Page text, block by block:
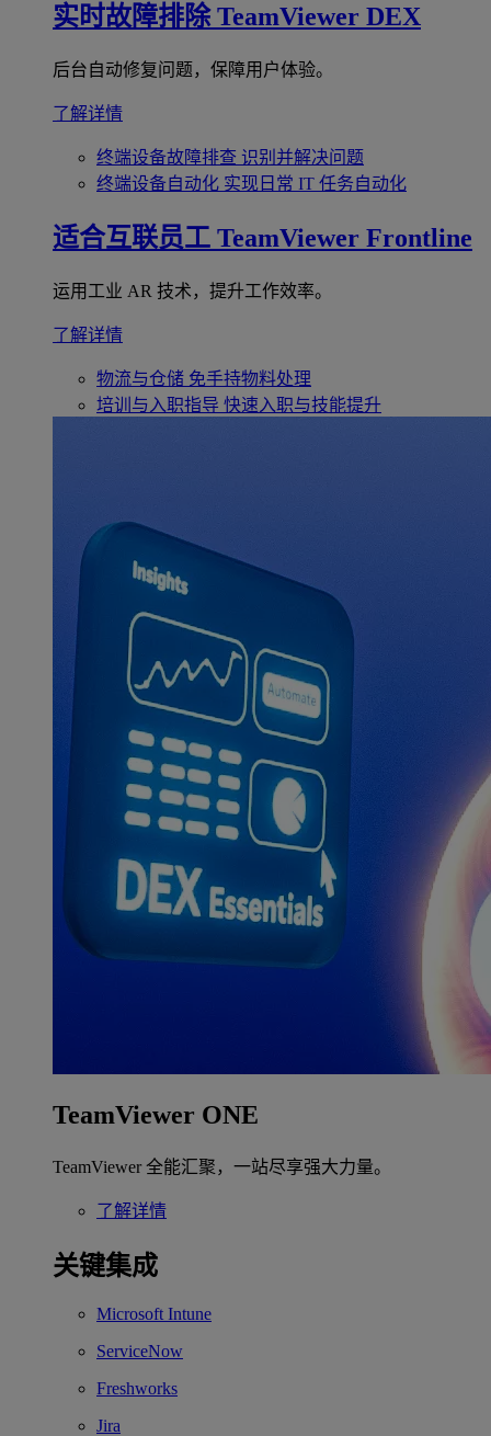
实时故障排除 TeamViewer DEX
后台自动修复问题，保障用户体验。
了解详情
终端设备故障排查 识别并解决问题
终端设备自动化 实现日常 IT 任务自动化
适合互联员工 TeamViewer Frontline
运用工业 AR 技术，提升工作效率。
了解详情
物流与仓储 免手持物料处理
培训与入职指导 快速入职与技能提升
TeamViewer ONE
TeamViewer 全能汇聚，一站尽享强大力量。
了解详情
关键集成
Microsoft Intune
ServiceNow
Freshworks
Jira